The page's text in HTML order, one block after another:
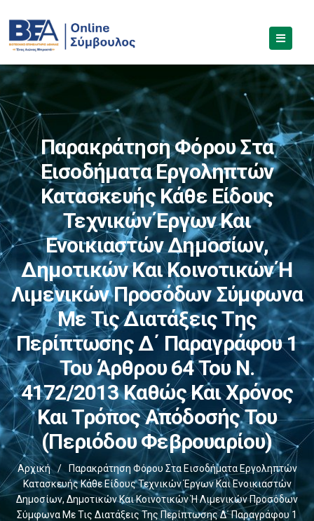
Παρακράτηση Φόρου Στα
Εισοδήματα Εργοληπτών
Κατασκευής Κάθε Είδους
Τεχνικών Έργων Και
Ενοικιαστών Δημοσίων,
Δημοτικών Και Κοινοτικών Ή
Λιμενικών Προσόδων Σύμφωνα
Με Τις Διατάξεις Της
Περίπτωσης Δ΄ Παραγράφου 1
Του Άρθρου 64 Του Ν.
4172/2013 Καθώς Και Χρόνος
Και Τρόπος Απόδοσής Του
(Περιόδου Φεβρουαρίου)
Αρχική /
Παρακράτηση Φόρου Στα Εισοδήματα Εργοληπτών
Κατασκευής Κάθε Είδους Τεχνικών Έργων Και Ενοικιαστών
Δημοσίων, Δημοτικών Και Κοινοτικών Ή Λιμενικών Προσόδων
Σύμφωνα Με Τις Διατάξεις Της Περίπτωσης Δ΄ Παραγράφου 1